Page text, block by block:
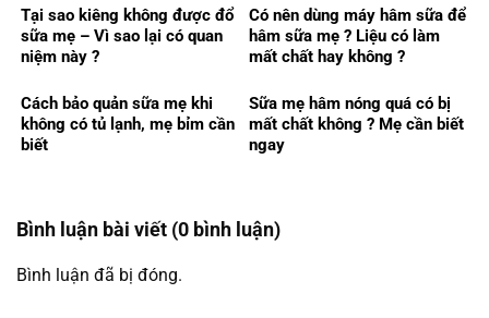
Tại sao kiêng không được đổ
sữa mẹ – Vì sao lại có quan
niệm này ?
Có nên dùng máy hâm sữa để
hâm sữa mẹ ? Liệu có làm
mất chất hay không ?
Cách bảo quản sữa mẹ khi
không có tủ lạnh, mẹ bỉm cần
biết
Sữa mẹ hâm nóng quá có bị
mất chất không ? Mẹ cần biết
ngay
Bình luận bài viết (0 bình luận)
Bình luận đã bị đóng.